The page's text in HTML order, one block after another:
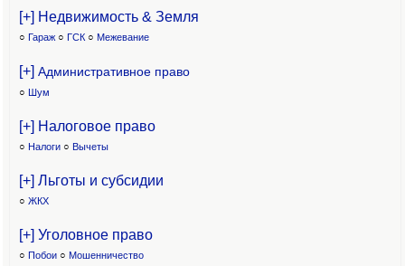
[+] Недвижимость & Земля
○ Гараж ○ ГСК ○ Межевание
[+] Административное право
○ Шум
[+] Налоговое право
○ Налоги ○ Вычеты
[+] Льготы и субсидии
○ ЖКХ
[+] Уголовное право
○ Побои ○ Мошенничество